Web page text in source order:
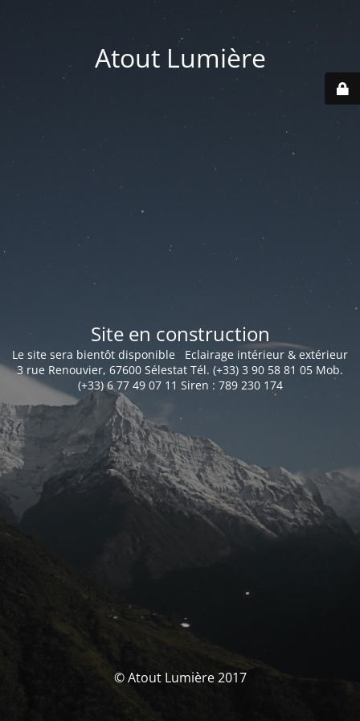
Atout Lumière
Site en construction
Le site sera bientôt disponible Eclairage intérieur & extérieur
3 rue Renouvier, 67600 Sélestat Tél. (+33) 3 90 58 81 05 Mob.
(+33) 6 77 49 07 11 Siren : 789 230 174
© Atout Lumière 2017